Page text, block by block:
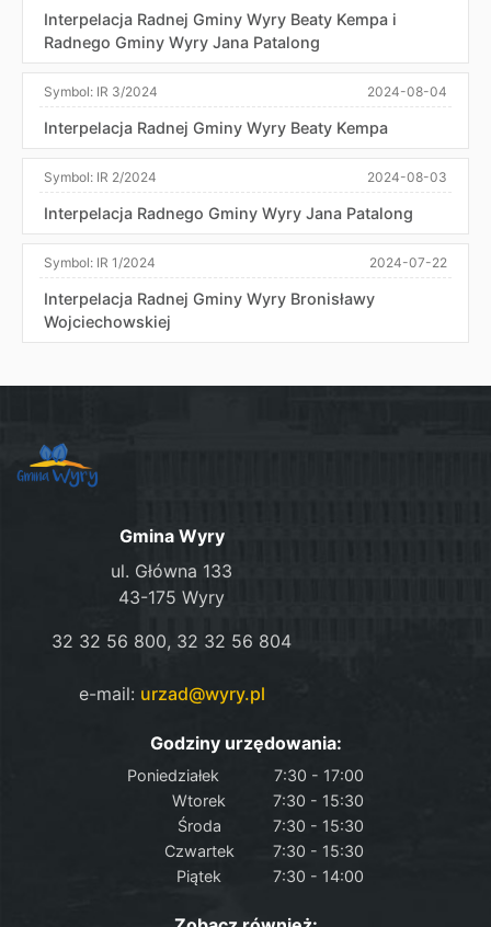
Interpelacja Radnej Gminy Wyry Beaty Kempa i
Radnego Gminy Wyry Jana Patalong
Symbol: IR 3/2024 2024-08-04
Interpelacja Radnej Gminy Wyry Beaty Kempa
Symbol: IR 2/2024 2024-08-03
Interpelacja Radnego Gminy Wyry Jana Patalong
Symbol: IR 1/2024 2024-07-22
Interpelacja Radnej Gminy Wyry Bronisławy
Wojciechowskiej
Gmina Wyry
ul. Główna 133
43-175 Wyry
32 32 56 800, 32 32 56 804
e-mail: urzad@wyry.pl
Godziny urzędowania:
Poniedziałek
7:30 - 17:00
Wtorek
7:30 - 15:30
Środa
7:30 - 15:30
Czwartek
7:30 - 15:30
Piątek
7:30 - 14:00